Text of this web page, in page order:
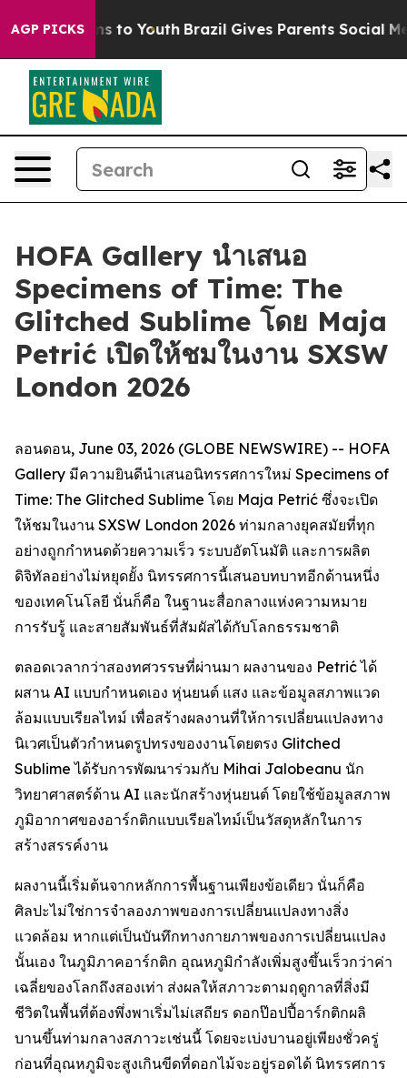
AGP PICKS
Harms to Youth Brazil Gives Parents Social
HOFA Gallery นำเสนอ
Specimens of Time: The
Glitched Sublime โดย Maja
Petrić เปิดให้ชมในงาน SXSW
London 2026
ลอนดอน, June 03, 2026 (GLOBE NEWSWIRE) -- HOFA
Gallery มีความยินดีนำเสนอนิทรรศการใหม่ Specimens of
Time: The Glitched Sublime โดย Maja Petrić ซึ่งจะเปิด
ให้ชมในงาน SXSW London 2026 ท่ามกลางยุคสมัยที่ทุก
อย่างถูกกำหนดด้วยความเร็ว ระบบอัตโนมัติ และการผลิต
ดิจิทัลอย่างไม่หยุดยั้ง นิทรรศการนี้เสนอบทบาทอีกด้านหนึ่ง
ของเทคโนโลยี นั่นก็คือ ในฐานะสื่อกลางแห่งความหมาย
การรับรู้ และสายสัมพันธ์ที่สัมผัสได้กับโลกธรรมชาติ
ตลอดเวลากว่าสองทศวรรษที่ผ่านมา ผลงานของ Petrić ได้
ผสาน AI แบบกำหนดเอง หุ่นยนต์ แสง และข้อมูลสภาพแวด
ล้อมแบบเรียลไทม์ เพื่อสร้างผลงานที่ให้การเปลี่ยนแปลงทาง
นิเวศเป็นตัวกำหนดรูปทรงของงานโดยตรง Glitched
Sublime ได้รับการพัฒนาร่วมกับ Mihai Jalobeanu นัก
วิทยาศาสตร์ด้าน AI และนักสร้างหุ่นยนต์ โดยใช้ข้อมูลสภาพ
ภูมิอากาศของอาร์กติกแบบเรียลไทม์เป็นวัสดุหลักในการ
สร้างสรรค์งาน
ผลงานนี้เริ่มต้นจากหลักการพื้นฐานเพียงข้อเดียว นั่นก็คือ
ศิลปะไม่ใช่การจำลองภาพของการเปลี่ยนแปลงทางสิ่ง
แวดล้อม หากแต่เป็นบันทึกทางกายภาพของการเปลี่ยนแปลง
นั้นเอง ในภูมิภาคอาร์กติก อุณหภูมิกำลังเพิ่มสูงขึ้นเร็วกว่าค่า
เฉลี่ยของโลกถึงสองเท่า ส่งผลให้สภาวะตามฤดูกาลที่สิ่งมี
ชีวิตในพื้นที่ต้องพึ่งพาเริ่มไม่เสถียร ดอกป๊อปปี้อาร์กติกผลิ
บานขึ้นท่ามกลางสภาวะเช่นนี้ โดยจะเบ่งบานอยู่เพียงชั่วครู่
ก่อนที่อุณหภูมิจะสูงเกินขีดที่ดอกไม้จะอยู่รอดได้ นิทรรศการ